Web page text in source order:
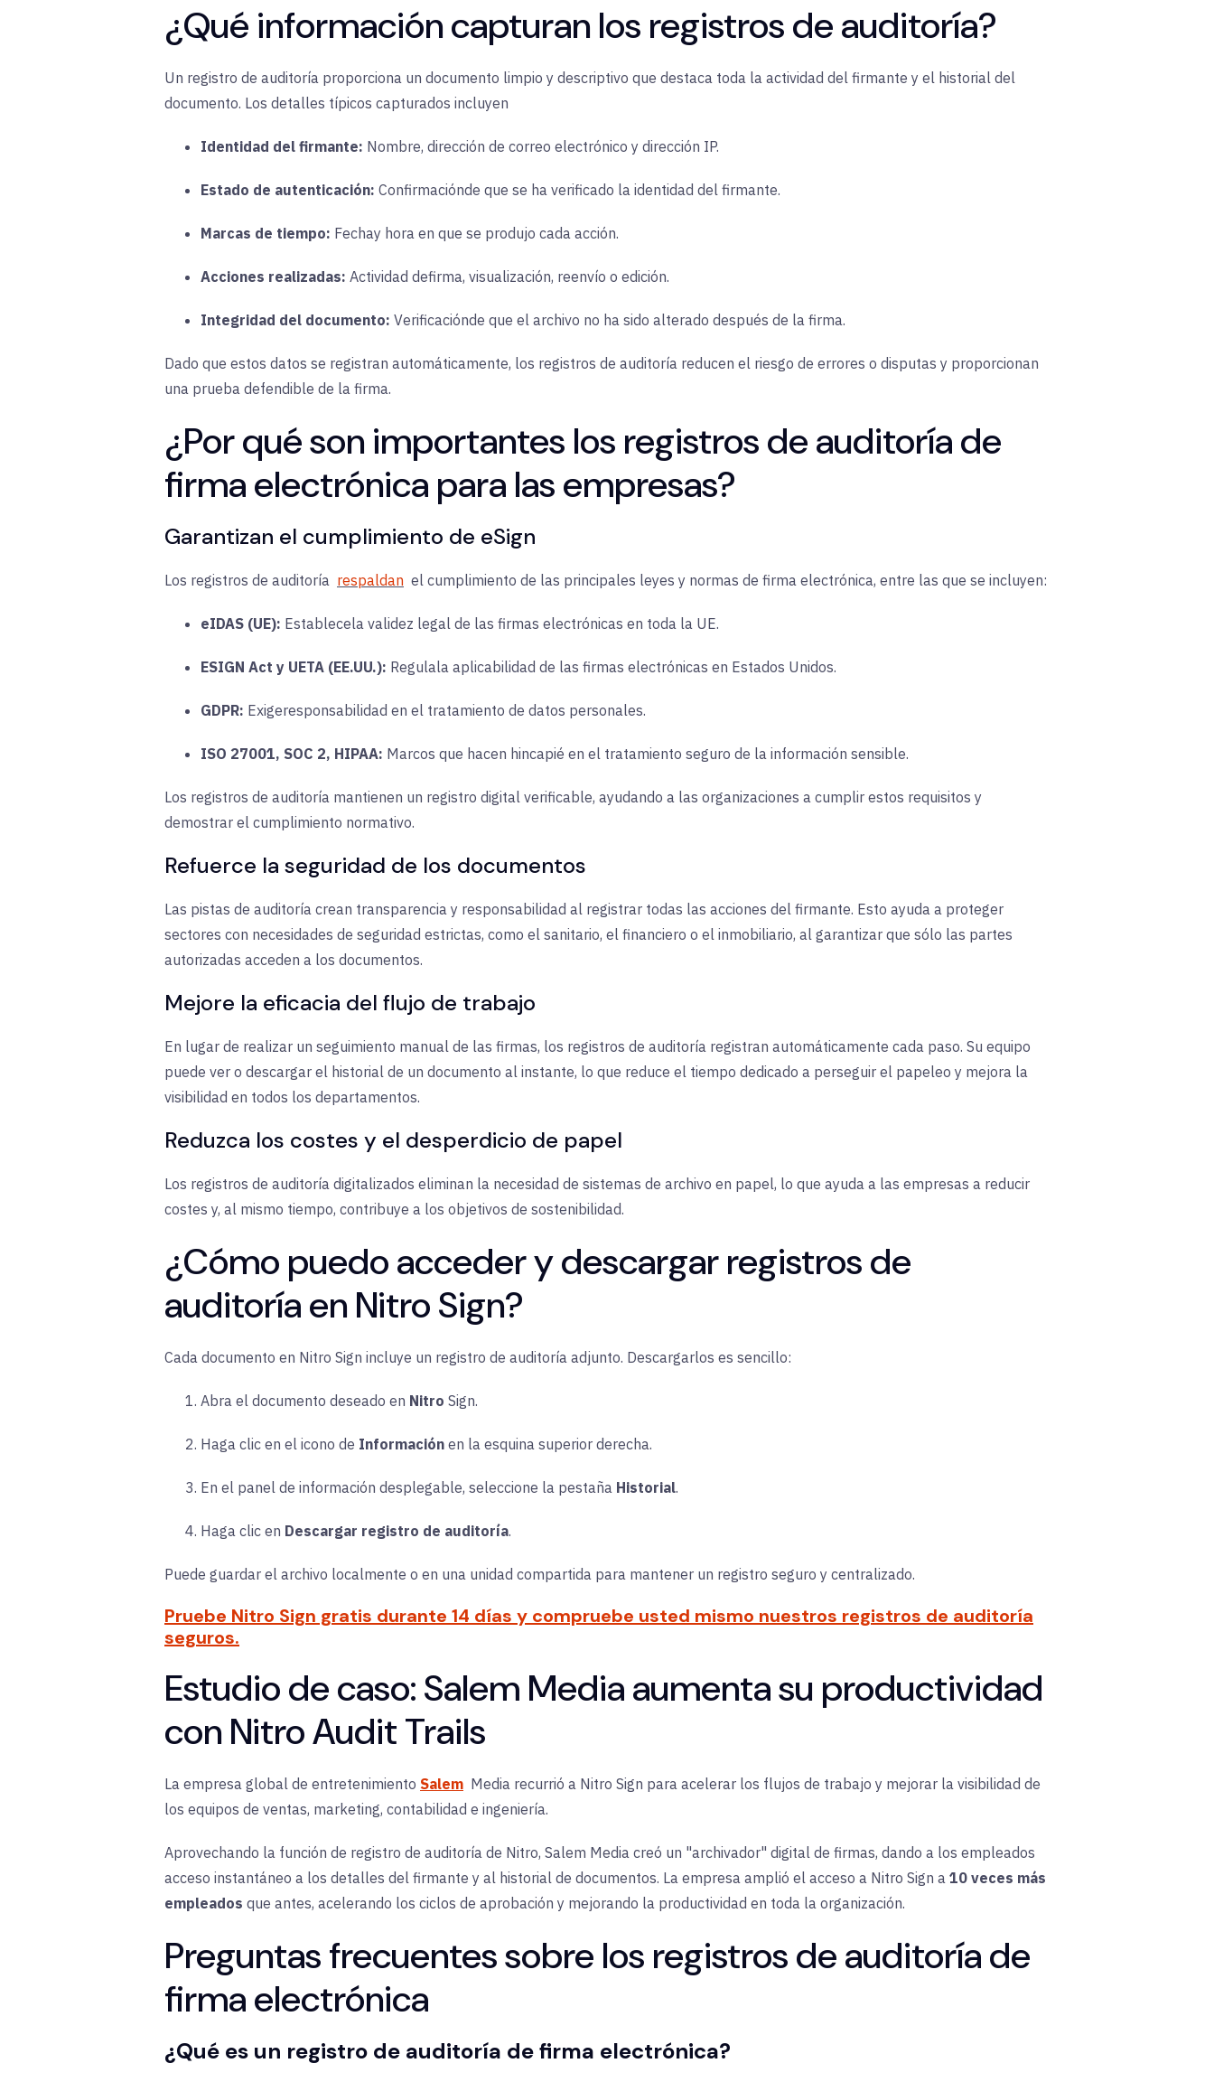
¿Qué información capturan los registros de auditoría?
Un registro de auditoría proporciona un documento limpio y descriptivo que destaca toda la actividad del firmante y el historial del
documento. Los detalles típicos capturados incluyen
Identidad del firmante: Nombre, dirección de correo electrónico y dirección IP.
Estado de autenticación: Confirmaciónde que se ha verificado la identidad del firmante.
Marcas de tiempo: Fechay hora en que se produjo cada acción.
Acciones realizadas: Actividad defirma, visualización, reenvío o edición.
Integridad del documento: Verificaciónde que el archivo no ha sido alterado después de la firma.
Dado que estos datos se registran automáticamente, los registros de auditoría reducen el riesgo de errores o disputas y proporcionan
una prueba defendible de la firma.
¿Por qué son importantes los registros de auditoría de
firma electrónica para las empresas?
Garantizan el cumplimiento de eSign
Los registros de auditoría respaldan el cumplimiento de las principales leyes y normas de firma electrónica, entre las que se incluyen:
eIDAS (UE): Establecela validez legal de las firmas electrónicas en toda la UE.
ESIGN Act y UETA (EE.UU.): Regulala aplicabilidad de las firmas electrónicas en Estados Unidos.
GDPR: Exigeresponsabilidad en el tratamiento de datos personales.
ISO 27001, SOC 2, HIPAA: Marcos que hacen hincapié en el tratamiento seguro de la información sensible.
Los registros de auditoría mantienen un registro digital verificable, ayudando a las organizaciones a cumplir estos requisitos y
demostrar el cumplimiento normativo.
Refuerce la seguridad de los documentos
Las pistas de auditoría crean transparencia y responsabilidad al registrar todas las acciones del firmante. Esto ayuda a proteger
sectores con necesidades de seguridad estrictas, como el sanitario, el financiero o el inmobiliario, al garantizar que sólo las partes
autorizadas acceden a los documentos.
Mejore la eficacia del flujo de trabajo
En lugar de realizar un seguimiento manual de las firmas, los registros de auditoría registran automáticamente cada paso. Su equipo
puede ver o descargar el historial de un documento al instante, lo que reduce el tiempo dedicado a perseguir el papeleo y mejora la
visibilidad en todos los departamentos.
Reduzca los costes y el desperdicio de papel
Los registros de auditoría digitalizados eliminan la necesidad de sistemas de archivo en papel, lo que ayuda a las empresas a reducir
costes y, al mismo tiempo, contribuye a los objetivos de sostenibilidad.
¿Cómo puedo acceder y descargar registros de
auditoría en Nitro Sign?
Cada documento en Nitro Sign incluye un registro de auditoría adjunto. Descargarlos es sencillo:
Abra el documento deseado en Nitro Sign.
Haga clic en el icono de Información en la esquina superior derecha.
En el panel de información desplegable, seleccione la pestaña Historial.
Haga clic en Descargar registro de auditoría.
Puede guardar el archivo localmente o en una unidad compartida para mantener un registro seguro y centralizado.
Pruebe Nitro Sign gratis durante 14 días y compruebe usted mismo nuestros registros de auditoría
seguros.
Estudio de caso: Salem Media aumenta su productividad
con Nitro Audit Trails
La empresa global de entretenimiento Salem Media recurrió a Nitro Sign para acelerar los flujos de trabajo y mejorar la visibilidad de
los equipos de ventas, marketing, contabilidad e ingeniería.
Aprovechando la función de registro de auditoría de Nitro, Salem Media creó un "archivador" digital de firmas, dando a los empleados
acceso instantáneo a los detalles del firmante y al historial de documentos. La empresa amplió el acceso a Nitro Sign a 10 veces más
empleados que antes, acelerando los ciclos de aprobación y mejorando la productividad en toda la organización.
Preguntas frecuentes sobre los registros de auditoría de
firma electrónica
¿Qué es un registro de auditoría de firma electrónica?